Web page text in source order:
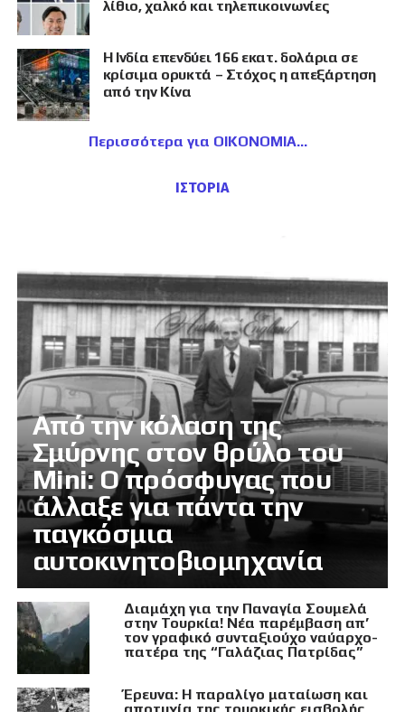
λίθιο, χαλκό και τηλεπικοινωνίες
Η Ινδία επενδύει 166 εκατ. δολάρια σε
κρίσιμα ορυκτά – Στόχος η απεξάρτηση
από την Κίνα
Περισσότερα για ΟΙΚΟΝΟΜΙΑ
ΙΣΤΟΡΙΑ
Από την κόλαση της
Σμύρνης στον θρύλο του
Mini: Ο πρόσφυγας που
άλλαξε για πάντα την
παγκόσμια
αυτοκινητοβιομηχανία
Διαμάχη για την Παναγία Σουμελά
στην Τουρκία! Νέα παρέμβαση απ’
τον γραφικό συνταξιούχο ναύαρχο-
πατέρα της “Γαλάζιας Πατρίδας”
Έρευνα: Η παραλίγο ματαίωση και